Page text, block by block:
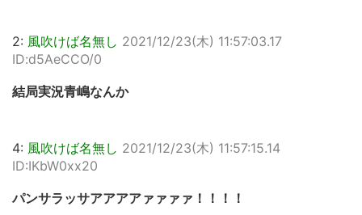
2: 風吹けば名無し 2021/12/23(木) 11:57:03.17
ID:d5AeCCO/0
結局実況青嶋なんか
4: 風吹けば名無し 2021/12/23(木) 11:57:15.14
ID:IKbW0xx20
パンサラッサアアアアァァァァ！！！！